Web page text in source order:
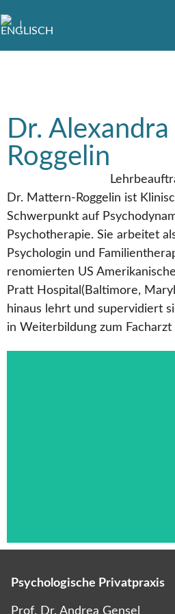
Dr.
Roggelin
Dr. Mattern-Roggelin ist
Schwerpunkt auf
Psychotherapie. Sie arbeitet
Psychologin und
renomierten US
Pratt Hospital(Baltimore,
hinaus lehrt und supervidiert
in Weiterbildung zum
Das ist die
Psychologische Privatpraxis
Prof. Dr. Andrea Gensel